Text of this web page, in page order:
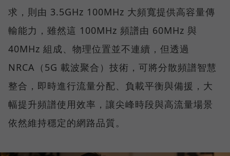
求，則由 3.5GHz 100MHz 大頻寬提供高容量傳
輸能力，雖然這 100MHz 頻譜由 60MHz 與
40MHz 組成、物理位置並不連續，但透過
NRCA（5G 載波聚合）技術，可將分散頻譜智慧
整合，即時進行流量分配、負載平衡與備援，大
幅提升頻譜使用效率，讓尖峰時段與高流量場景
依然維持穩定的網路品質。